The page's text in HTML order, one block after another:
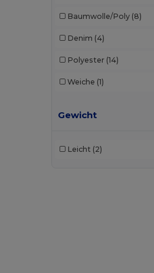
Baumwolle/Poly (8)
Denim (4)
Polyester (14)
Weiche (1)
Gewicht
Leicht (2)